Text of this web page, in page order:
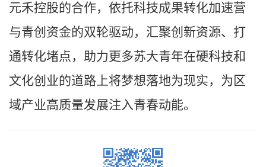
元禾控股的合作，依托科技成果转化加速营
与青创资金的双轮驱动，汇聚创新资源、打
通转化堵点，助力更多苏大青年在硬科技和
文化创业的道路上将梦想落地为现实，为区
域产业高质量发展注入青春动能。